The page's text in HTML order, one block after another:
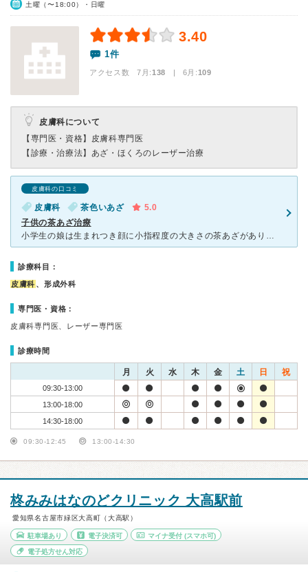
土曜（〜18:00）・日曜
3.40
1件
アクセス数 7月:138 | 6月:109
皮膚科について
【専門医・資格】 皮膚科専門医
【診療・治療法】 あざ・ほくろのレーザー治療
皮膚科の口コミ
皮膚科 茶色いあざ
5.0
子供の茶あざ治療
小学生の娘は生まれつき顔に小指程度の大きさの茶あざがありました。本人が気にするようになったら治療しようと、放置していましたがやはり小学生になり気になるといい始めたので、知人の紹介で受診。 初めての受
診療科目：
皮膚科 、形成外科
専門医・資格：
皮膚科専門医、レーザー専門医
診療時間
月 火 水 木 金 土 日 祝
09:30-13:00
13:00-18:00
14:30-18:00
09:30-12:45 13:00-14:30
柊みみはなのどクリニック 大高駅前
愛知県名古屋市緑区大高町（大高駅）
駐車場あり 電子決済可 マイナ受付 (スマホ可)
電子処方せん対応